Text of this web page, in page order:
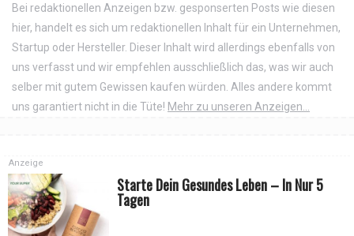
Bei redaktionellen Anzeigen bzw. gesponserten Posts wie diesen
hier, handelt es sich um redaktionellen Inhalt für ein Unternehmen,
Startup oder Hersteller. Dieser Inhalt wird allerdings ebenfalls von
uns verfasst und wir empfehlen ausschließlich das, was wir auch
selber mit gutem Gewissen kaufen würden. Alles andere kommt
uns garantiert nicht in die Tüte! Mehr zu unseren Anzeigen...
Starte Dein Gesundes Leben – In Nur 5
Tagen
Anzeige